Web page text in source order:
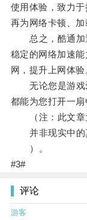
使用体验，致力
再为网络卡顿、加
总之，酷通加
稳定的网络加速
网，提升上网体验
无论您是游戏
都能为您打开一扇
（注：此文章
并非现实中的
）。
#3#
评论
游客